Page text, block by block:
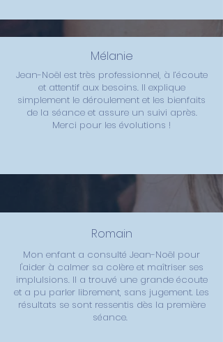
Mélanie
Jean-Noël est très professionnel, à l’écoute
et attentif aux besoins. Il explique
simplement le déroulement et les bienfaits
de la séance et assure un suivi après.
Merci pour les évolutions !
Romain
Mon enfant a consulté Jean-Noël pour
l'aider à calmer sa colère et maîtriser ses
implulsions. Il a trouvé une grande écoute
et a pu parler librement, sans jugement. Les
résultats se sont ressentis dès la première
séance.